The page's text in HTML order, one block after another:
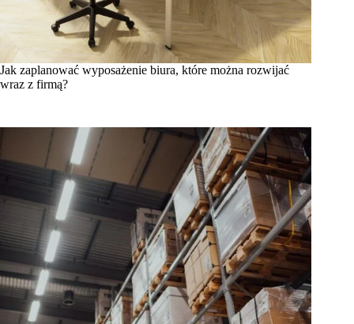
Jak zaplanować wyposażenie biura, które można rozwijać
wraz z firmą?